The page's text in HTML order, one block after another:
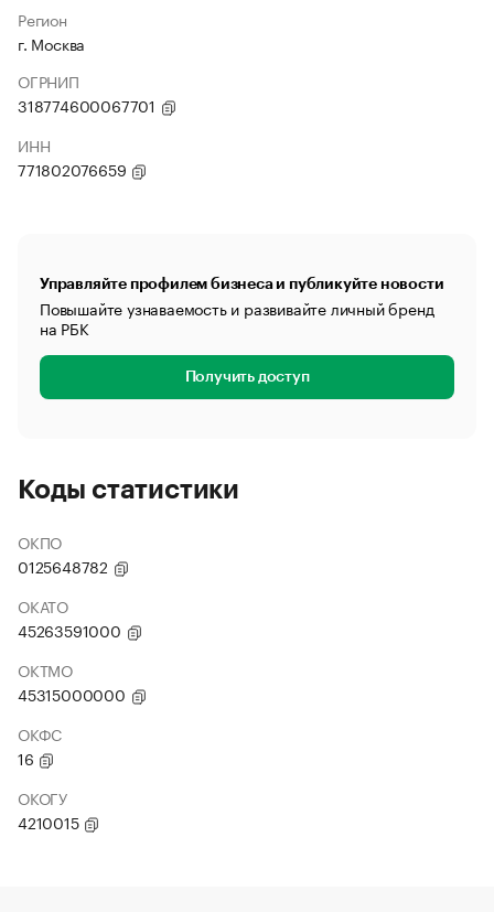
Регион
г. Москва
ОГРНИП
318774600067701
ИНН
771802076659
Управляйте профилем бизнеса и публикуйте новости
Повышайте узнаваемость и развивайте личный бренд
на РБК
Получить доступ
Коды статистики
ОКПО
0125648782
ОКАТО
45263591000
ОКТМО
45315000000
ОКФС
16
ОКОГУ
4210015